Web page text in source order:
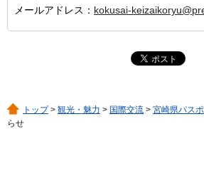
メールアドレス： kokusai-
トップ> 観光・魅力 > 国際交流 > 宮崎県パス
らせ